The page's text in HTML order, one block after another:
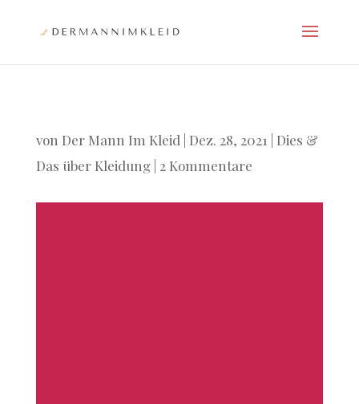
von Der Mann Im Kleid Dez. 28, 2021
Dies &
Das über Kleidung| 2 Kommentare